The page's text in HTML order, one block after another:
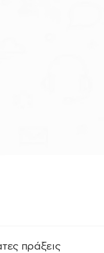
πράξεις